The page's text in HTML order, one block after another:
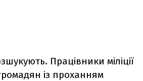
Працівники міліції
із проханням